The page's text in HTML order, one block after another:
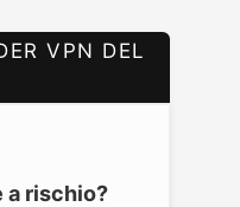
VPN DEL
a rischio?